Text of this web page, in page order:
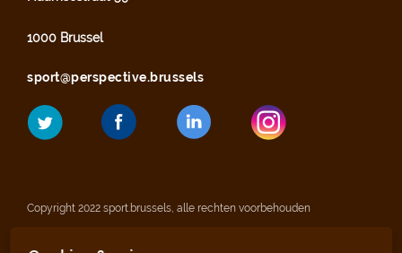
1000 Brussel
sport@perspective.brussels
Copyright 2022 sport.brussels, alle rechten voorbehouden